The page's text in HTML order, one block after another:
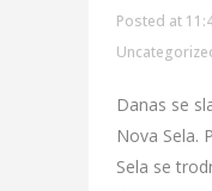
Posted at
Danas se
Nova Sela.
Sela se